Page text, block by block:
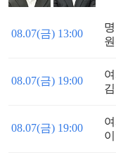
08.07(금) 13:00
08.07(금) 19:00
08.07(금) 19:00